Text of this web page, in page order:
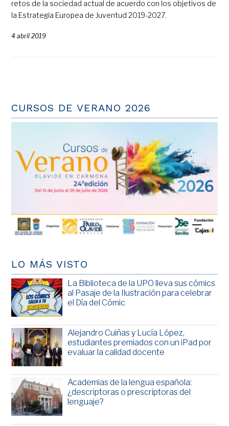
retos de la sociedad actual de acuerdo con los objetivos de
la Estrategia Europea de Juventud 2019-2027.
4 abril 2019
CURSOS DE VERANO 2026
LO MÁS VISTO
La Biblioteca de la UPO lleva sus cómics
al Pasaje de la Ilustración para celebrar
el Día del Cómic
Alejandro Cuiñas y Lucía López,
estudiantes premiados con un iPad por
evaluar la calidad docente
Academias de la lengua española:
¿descriptoras o prescriptoras del
lenguaje?